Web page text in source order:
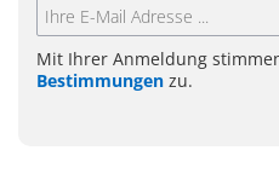
Mit Ihrer Anmeldung
Bestimmungen zu.